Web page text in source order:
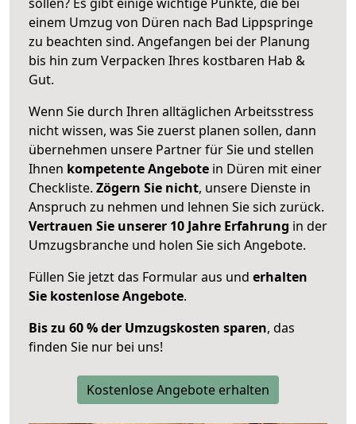
einem Umzug von Düren nach Bad Lippspringe
zu beachten sind. Angefangen bei der Planung
bis hin zum Verpacken Ihres kostbaren Hab &
Gut.
Wenn Sie durch Ihren alltäglichen Arbeitsstress
nicht wissen, was Sie zuerst planen sollen, dann
übernehmen unsere Partner für Sie und stellen
Ihnen kompetente Angebote in Düren mit einer
Checkliste. Zögern Sie nicht, unsere Dienste in
Anspruch zu nehmen und lehnen Sie sich zurück.
Vertrauen Sie unserer 10 Jahre Erfahrung in der
Umzugsbranche und holen Sie sich Angebote.
Füllen Sie jetzt das Formular aus und erhalten
Sie kostenlose Angebote.
Bis zu 60 % der Umzugskosten sparen, das
finden Sie nur bei uns!
Kostenlose Angebote erhalten